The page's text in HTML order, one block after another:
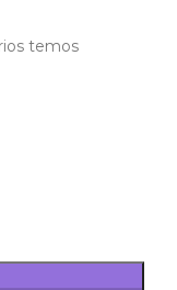
temos